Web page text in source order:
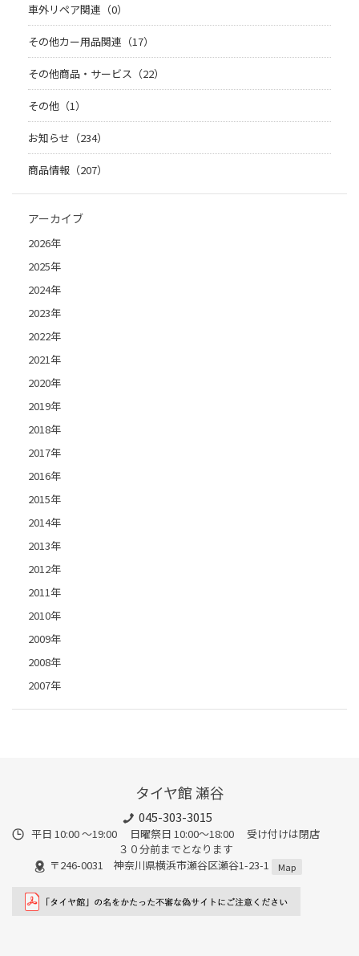
車外リペア関連（0）
その他カー用品関連（17）
その他商品・サービス（22）
その他（1）
お知らせ（234）
商品情報（207）
アーカイブ
2026年
2025年
2024年
2023年
2022年
2021年
2020年
2019年
2018年
2017年
2016年
2015年
2014年
2013年
2012年
2011年
2010年
2009年
2008年
2007年
タイヤ館 瀬谷
045-303-3015
平日 10:00 ～19:00 日曜祭日 10:00～18:00 受け付けは閉店
３０分前までとなります
〒246-0031 神奈川県横浜市瀬谷区瀬谷1-23-1
Map